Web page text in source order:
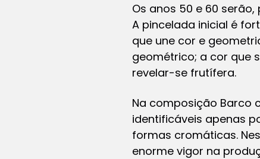
Os anos 50 e 60
A pincelada inicial é
que une cor e
geométrico; a cor que
revelar-se frutífera.
Na composição Barco
identificáveis apenas
formas cromáticas.
enorme vigor na